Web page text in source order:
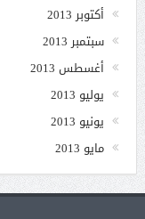
أكتوبر 2013
سبتمبر 2013
أغسطس 2013
يوليو 2013
يونيو 2013
مايو 2013